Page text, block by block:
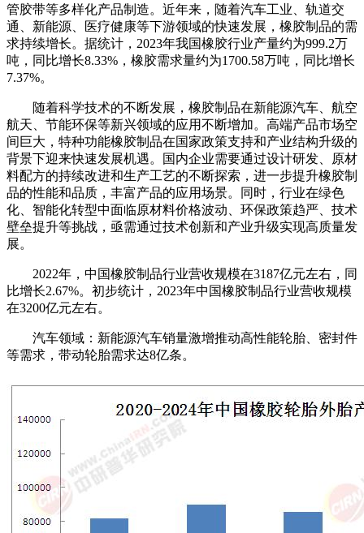
管胶带等多样化产品制造。近年来，随着汽车工业、轨道交
通、新能源、医疗健康等下游领域的快速发展，橡胶制品的需
求持续增长。据统计，2023年我国橡胶行业产量约为999.2万
吨，同比增长8.33%，橡胶需求量约为1700.58万吨，同比增长
7.37%。
随着科学技术的不断发展，橡胶制品在新能源汽车、航空
航天、节能环保等新兴领域的应用不断增加。高端产品市场空
间巨大，特种功能橡胶制品在国家政策支持和产业结构升级的
背景下迎来快速发展机遇。国内企业需要通过设计研发、原材
料配方的持续改进和生产工艺的不断探索，进一步提升橡胶制
品的性能和品质，丰富产品的应用场景。同时，行业在绿色
化、智能化转型中面临原材料价格波动、环保政策趋严、技术
壁垒提升等挑战，亟需通过技术创新和产业升级实现高质量发
展。
2022年，中国橡胶制品行业营收规模在3187亿元左右，同
比增长2.67%。初步统计，2023年中国橡胶制品行业营收规模
在3200亿元左右。
汽车领域：新能源汽车销量激增推动高性能轮胎、密封件
等需求，带动轮胎需求达8亿条。